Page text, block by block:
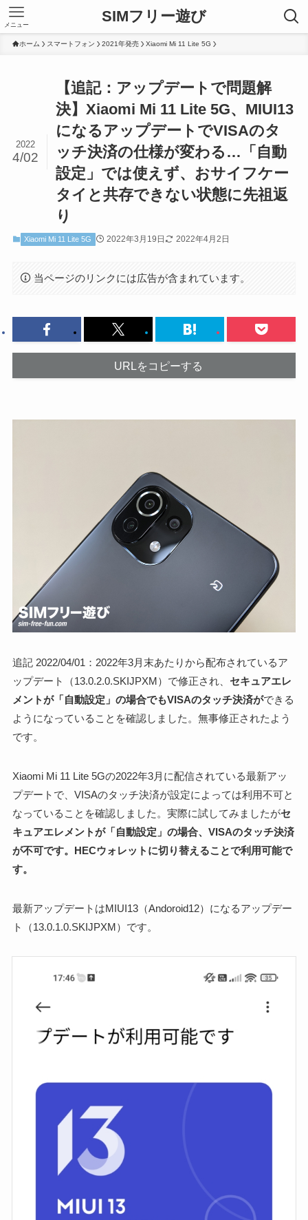
SIMフリー遊び
メニュー
ホーム スマートフォン 2021年発売 Xiaomi Mi 11 Lite 5G
【追記：アップデートで問題解
決】Xiaomi Mi 11 Lite 5G、MIUI13
になるアップデートでVISAのタ
ッチ決済の仕様が変わる…「自動
設定」では使えず、おサイフケー
タイと共存できない状態に先祖返
り
2022
4/02
Xiaomi Mi 11 Lite 5G 2022年3月19日 2022年4月2日
当ページのリンクには広告が含まれています。
URLをコピーする
追記 2022/04/01：2022年3月末あたりから配布されているア
ップデート（13.0.2.0.SKIJPXM）で修正され、 セキュアエレ
メントが「自動設定」の場合でもVISAのタッチ決済ができる
ようになっていることを確認しました。無事修正されたよう
です。
Xiaomi Mi 11 Lite 5Gの2022年3月に配信されている最新アッ
プデートで、VISAのタッチ決済が設定によっては利用不可と
なっていることを確認しました。実際に試してみましたがセ
キュアエレメントが「自動設定」の場合、VISAのタッチ決済
が不可です。HECウォレットに切り替えることで利用可能で
す。
最新アップデートはMIUI13（Andoroid12）になるアップデー
ト（13.0.1.0.SKIJPXM）です。